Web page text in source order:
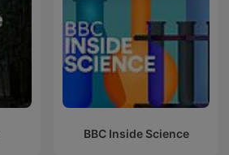
BBC Inside Science